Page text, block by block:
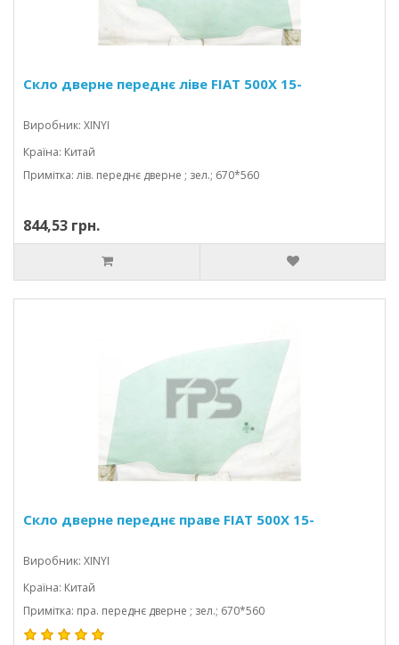
Скло дверне переднє ліве FIAT 500X 15-
Виробник: XINYI
Країна: Китай
Примітка: лів. переднє дверне ; зел.; 670*560
844,53 грн.
Скло дверне переднє праве FIAT 500X 15-
Виробник: XINYI
Країна: Китай
Примітка: пра. переднє дверне ; зел.; 670*560